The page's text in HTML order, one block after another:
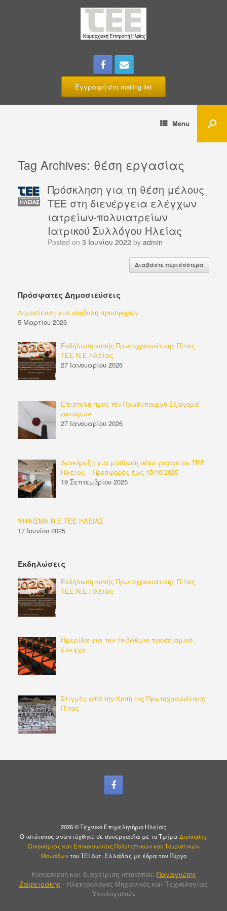
Εγγραφή στη mailing list
Menu
Tag Archives: θέση εργασίας
Πρόσκληση για τη θέση μέλους
ΤΕΕ στη διενέργεια ελέγχων
ιατρείων-πολυιατρείων
Ιατρικού Συλλόγου Ηλείας
Posted on 3 Ιουνίου 2022 by admin
Διαβάστε περισσότερα
Πρόσφατες Δημοσιεύσεις
Δημοσίευση για υποβολή προσφορών
5 Μαρτίου 2026
Εκδήλωση κοπής Πρωτοχρονιάτικης Πίτας
ΤΕΕ Ν.Ε.Ηλείας
27 Ιανουαρίου 2026
Επιστολή προς τον Πρωθυπουργό-Εξαγορά
ακινήτων
27 Ιανουαρίου 2026
Διακήρυξη για μίσθωση νέου γραφείου ΤΕΕ
Ηλείας – Προσφορές έως 15/10/2025
19 Σεπτεμβρίου 2025
ΨΗΦΙΣΜΑ Ν.Ε.ΤΕΕ ΗΛΕΙΑΣ
17 Ιουνίου 2025
Εκδηλώσεις
Εκδήλωση κοπής Πρωτοχρονιάτικης Πίτας
ΤΕΕ Ν.Ε.Ηλείας
Ημερίδα για τον 1ο-βάθμιο προσεισμικό
έλεγχο
Στιγμές από την Κοπή της Πρωτοχρονιάτικης
Πίτας
2026 © Τεχνικό Επιμελητήριο Ηλείας
Ο ιστότοπος αναπτύχθηκε σε συνεργασία με το Τμήμα Διοίκησης,
Οικονομίας και Επικοινωνίας Πολιτιστικών και Τουριστικών
Μονάδων του ΤΕΙ Δυτ. Ελλάδας με έδρα τον Πύργο
Κατασκευή και διαχείριση ιστοτόπου: Παναγιώτης
Ζαφειράκης - Ηλεκτρολόγος Μηχανικός και Τεχνολογίας
Υπολογιστών